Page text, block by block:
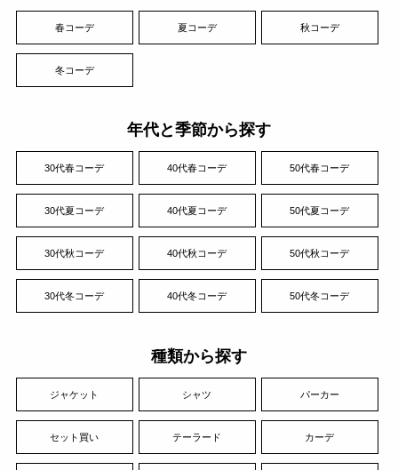
春コーデ 夏コーデ 秋コーデ
冬コーデ
年代と季節から探す
30代春コーデ 40代春コーデ 50代春コーデ
30代夏コーデ 40代夏コーデ 50代夏コーデ
30代秋コーデ 40代秋コーデ 50代秋コーデ
30代冬コーデ 40代冬コーデ 50代冬コーデ
種類から探す
ジャケット シャツ パーカー
セット買い テーラード カーデ